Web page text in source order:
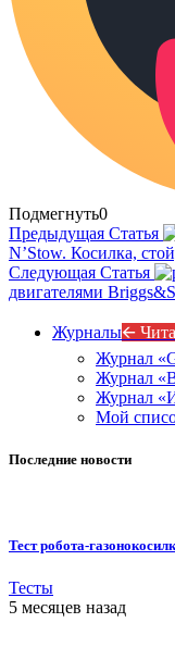
Подмегнуть0
Предыдущая Статья
N’Stow. Косилка,
Следующая Статья
двигателями
Журналы🡨
Журнал
Журнал
Журнал
Мой
Последние новости
Тест робота-
Тесты
5 месяцев назад